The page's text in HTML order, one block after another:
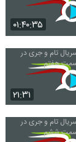
۰۱:۴۰:۳۵
۲۱:۳۱